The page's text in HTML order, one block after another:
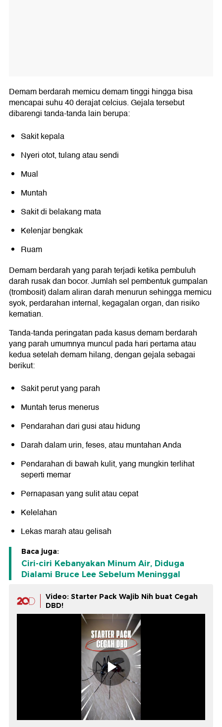
Demam berdarah memicu demam tinggi hingga bisa
mencapai suhu 40 derajat celcius. Gejala tersebut
dibarengi tanda-tanda lain berupa:
Sakit kepala
Nyeri otot, tulang atau sendi
Mual
Muntah
Sakit di belakang mata
Kelenjar bengkak
Ruam
Demam berdarah yang parah terjadi ketika pembuluh
darah rusak dan bocor. Jumlah sel pembentuk gumpalan
(trombosit) dalam aliran darah menurun sehingga memicu
syok, perdarahan internal, kegagalan organ, dan risiko
kematian.
Tanda-tanda peringatan pada kasus demam berdarah
yang parah umumnya muncul pada hari pertama atau
kedua setelah demam hilang, dengan gejala sebagai
berikut:
Sakit perut yang parah
Muntah terus menerus
Pendarahan dari gusi atau hidung
Darah dalam urin, feses, atau muntahan Anda
Pendarahan di bawah kulit, yang mungkin terlihat
seperti memar
Pernapasan yang sulit atau cepat
Kelelahan
Lekas marah atau gelisah
Baca juga:
Ciri-ciri Kebanyakan Minum Air, Diduga
Dialami Bruce Lee Sebelum Meninggal
Video: Starter Pack Wajib Nih buat Cegah
DBD!